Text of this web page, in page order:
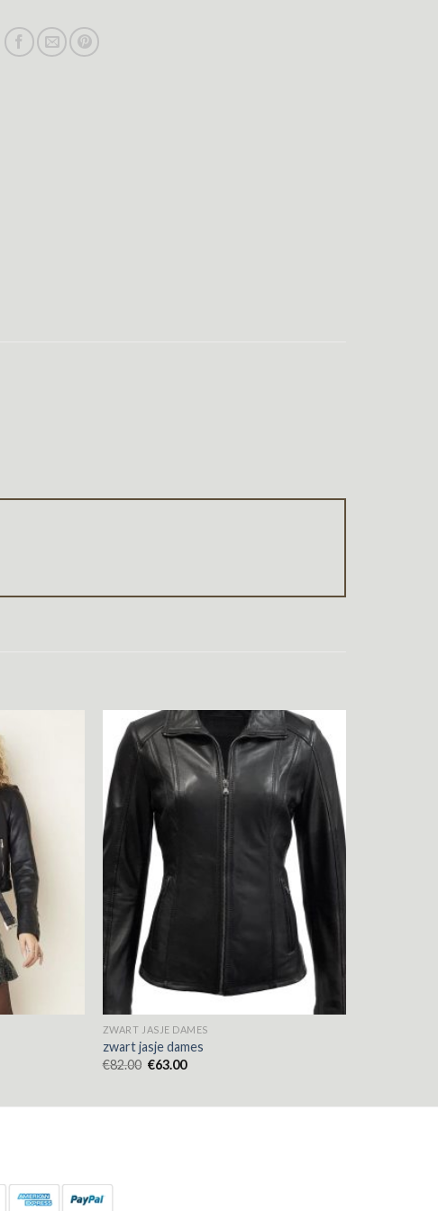
ZWART JASJE DAMES
zwart jasje dames
€82.00 €63.00